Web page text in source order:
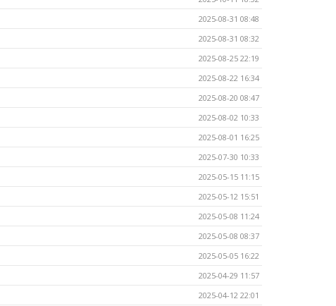
2025-08-31 08:48
2025-08-31 08:32
2025-08-25 22:19
2025-08-22 16:34
2025-08-20 08:47
2025-08-02 10:33
2025-08-01 16:25
2025-07-30 10:33
2025-05-15 11:15
2025-05-12 15:51
2025-05-08 11:24
2025-05-08 08:37
2025-05-05 16:22
2025-04-29 11:57
2025-04-12 22:01